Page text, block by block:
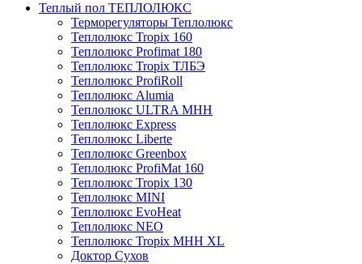
Теплый пол ТЕПЛОЛЮКС
Терморегуляторы Теплолюкс
Теплолюкс Tropix 160
Теплолюкс Profimat 180
Теплолюкс Tropix ТЛБЭ
Теплолюкс ProfiRoll
Теплолюкс Alumia
Теплолюкс ULTRA МНН
Теплолюкс Express
Теплолюкс Liberte
Теплолюкс Greenbox
Теплолюкс ProfiMat 160
Теплолюкс Tropix 130
Теплолюкс MINI
Теплолюкс EvoHeat
Теплолюкс NEO
Теплолюкс Tropix МНН XL
Доктор Сухов